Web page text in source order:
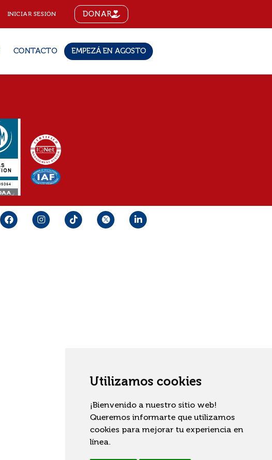
Utilizamos cookies
¡Bienvenido a nuestro sitio web!
Queremos informarte que utilizamos
cookies para mejorar tu experiencia en
línea.
INICIAR SESIÓN DONAR
CONTACTO EMPEZÁ EN AGOSTO